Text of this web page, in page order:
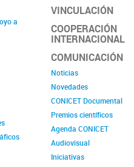
a
VINCULACIÓN
COOPERACIÓN
INTERNACIONAL
COMUNICACIÓN
Noticias
Novedades
CONICET Documental
Premios científicos
Agenda CONICET
Audiovisual
Iniciativas